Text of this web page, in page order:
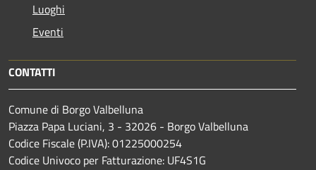
Luoghi
Eventi
CONTATTI
Comune di Borgo Valbelluna
Piazza Papa Luciani, 3 - 32026 - Borgo Valbelluna
Codice Fiscale (P.IVA): 01225000254
Codice Univoco per Fatturazione: UF4S1G